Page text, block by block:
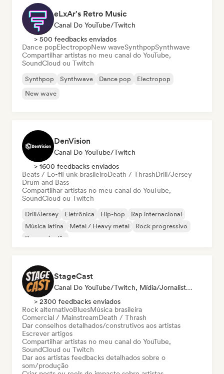
eLxAr's Retro Music
Canal Do YouTube/Twitch
> 500 feedbacks enviados
Dance popElectropopNew waveSynthpopSynthwave
Compartilhar artistas no meu canal do YouTube,
SoundCloud ou Twitch
Synthpop Synthwave Dance pop
Electropop
New wave
DenVision
Canal Do YouTube/Twitch
> 1600 feedbacks enviados
Beats / Lo-fiFunk brasileiroDeath / ThrashDrill/Jersey
Drum and Bass
Compartilhar artistas no meu canal do YouTube,
SoundCloud ou Twitch
Drill/Jersey Eletrônica Hip-hop
Rap internacional
Música latina
Metal / Heavy metal
Rock progressivo
Rap em inglês
StageCast
Canal Do YouTube/Twitch, Mídia/Jornalista, Mentor, Influenciador, Especialista Em Som
> 2300 feedbacks enviados
Rock alternativoBluesMúsica brasileira
Comercial / MainstreamDeath / Thrash
Dar conselhos detalhados/construtivos aos artistas
Escrever artigos
Compartilhar artistas no meu canal do YouTube,
SoundCloud ou Twitch
Dar aos artistas feedbacks detalhados sobre o
som/produção